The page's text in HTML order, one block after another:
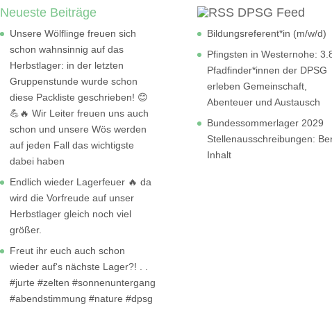
Neueste Beiträge
Unsere Wölflinge freuen sich
schon wahnsinnig auf das
Herbstlager: in der letzten
Gruppenstunde wurde schon
diese Packliste geschrieben! 😊
💪🔥 Wir Leiter freuen uns auch
schon und unsere Wös werden
auf jeden Fall das wichtigste
dabei haben
Endlich wieder Lagerfeuer 🔥 da
wird die Vorfreude auf unser
Herbstlager gleich noch viel
größer.
Freut ihr euch auch schon
wieder auf‘s nächste Lager?! . .
#jurte #zelten #sonnenuntergang
#abendstimmung #nature #dpsg
DPSG Feed
Bildungsreferent*in (m/w/d)
Pfingsten in Westernohe:
Pfadfinder*innen der DPSG
erleben Gemeinschaft,
Abenteuer und Austausch
Bundessommerlager 2029
Stellenausschreibungen:
Inhalt